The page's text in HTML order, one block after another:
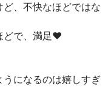
、不快なほどではな
どで、満足❤️
になるのは嬉しすぎ